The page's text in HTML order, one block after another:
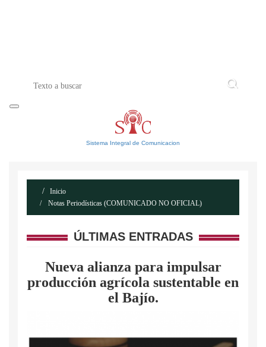
Sistema Integral de Comunicacion
Inicio
Notas Periodísticas (COMUNICADO NO OFICIAL)
ÚLTIMAS ENTRADAS
Nueva alianza para impulsar
producción agrícola sustentable en
el Bajío.